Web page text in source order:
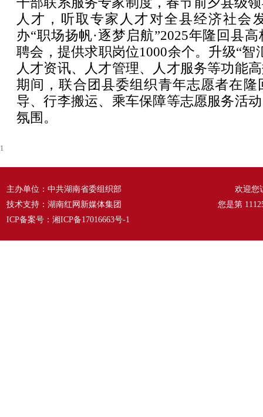
人才，听取专家人才对全县经济社会
办“职场扬帆·逐梦启航”2025年隆回县
聘会，提供求职岗位1000余个。升级“智
人才资讯、人才管理、人才服务等功能
期间，联合团县委组织青年志愿者在隆
导、行李搬运、乘车保障等志愿服务活
氛围。
1
主办单位：中共湖南省委组织部
技术支持：湖南红网新媒体集团
ICP备案号： 湘ICP备17016663号-1
欢迎您
您是第